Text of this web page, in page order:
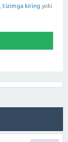
tizimga kiring yoki